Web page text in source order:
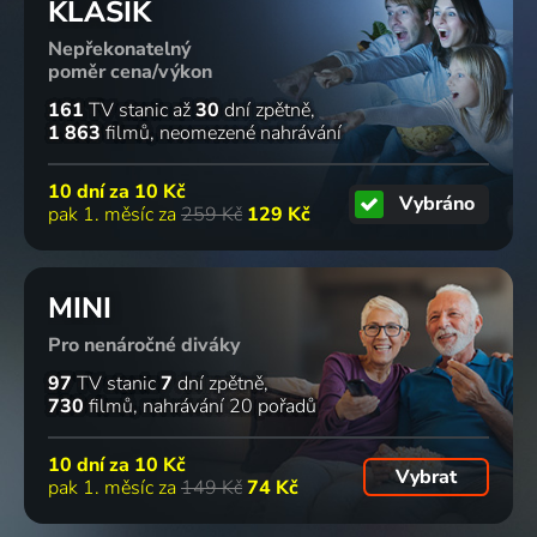
Tajemství
větru
2024 | Francie | Příroda
Divoké
historky ze
savany
Příroda
Tajemství
velrybího
špiona
2024 | Velká Británie | Příroda
Časopis
People
vyšetřuje:
Přežít útok
sériového
vraha
Krimi
77%
9 dílů
Objevování
chutí s
Gordonem
Ramsaym
2019 | USA | Reality TV
zamlčené
paměti
Civilizace
15 dílů
bez hranic
75
Tajemství
oceánů
2018 | Velká Británie, Austrálie | Historický, Mysteriózní
6 dílů
Záhady
starého
55 dílů
Stopy,
fakta,
2 díly
Skutečný
2 díly
Mata Hari
Historický
KLASIK
Nepřekonatelný
poměr cena/výkon
161 TV stanic až30 dní zpětně
1 863 filmů neomezené nahrávání
10 dní za 10 Kč
pak 1. měsíc za 259 Kč 129 Kč Vybráno
MINI
Pro nenáročné diváky
97 TV stanic7 dní zpětně
730 filmů nahrávání 20 pořadů
10 dní za 10 Kč
pak 1. měsíc za 149 Kč74 Kč Vybrat